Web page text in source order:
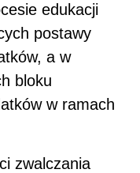
edukacji
postawy
a w
bloku
w ramach
zwalczania